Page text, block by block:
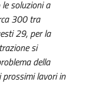
soluzioni a
300 tra
29, per la
si
della
prossimi lavori in